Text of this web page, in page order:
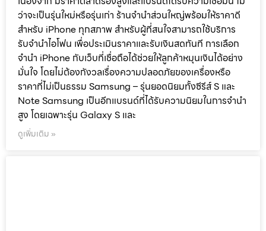
ว่าจะเป็นรุ่นใหม่หรือรุ่นเก่า ร้านจำนำส่วนใหญ่พร้อมให้ราคาดี
สำหรับ iPhone ทุกสภาพ สำหรับผู้ที่สนใจสามารถใช้บริการ
รับจำนำไอโฟน เพื่อประเมินราคาและรับเงินสดทันที การเลือก
จำนำ iPhone กับเว็บที่เชื่อถือได้ช่วยให้ลูกค้าหมุนเงินได้อย่าง
มั่นใจ โดยไม่ต้องกังวลเรื่องความปลอดภัยของเครื่องหรือ
ราคาที่ไม่เป็นธรรม Samsung – รุ่นยอดนิยมทั้งซีรีส์ S และ
Note Samsung เป็นอีกแบรนด์ที่ได้รับความนิยมในการจำนำ
สูง โดยเฉพาะรุ่น Galaxy S และ
ดูเพิ่มเติม »